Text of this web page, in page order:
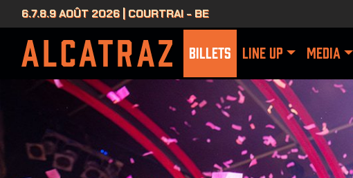
6.7.8.9 AOÛT 2026 | COURTRAI - BE
BILLETS LINE UP MEDIA